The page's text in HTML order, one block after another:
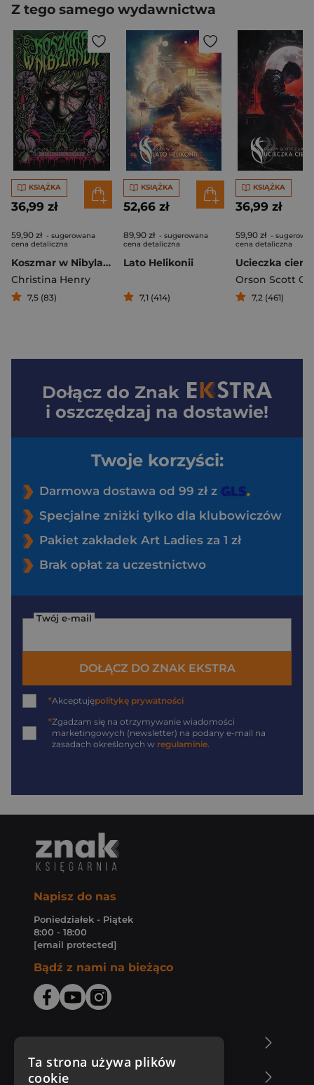
Z tego samego wydawnictwa
KSIĄŻKA
36,99 zł
59,90 zł - sugerowana
cena detaliczna
Koszmar w Nibylandii
Christina Henry
7,5 (83)
KSIĄŻKA
52,66 zł
89,90 zł - sugerowana
cena detaliczna
Lato Helikonii
7,1 (414)
KSIĄŻKA
36,99 zł
59,90 zł -
cena detaliczna
Ucieczka
Orson Scott
7,2 (461)
Dołącz do Znak
i oszczędzaj na dostawie!
Twoje korzyści:
Darmowa dostawa od 99 zł z
Specjalne zniżki tylko dla klubowiczów
Pakiet zakładek Art Ladies za 1 zł
Brak opłat za uczestnictwo
Twój e-mail
DOŁĄCZ DO ZNAK EKSTRA
*Akceptujępolitykę prywatności
*Zgadzam się na otrzymywanie wiadomości
marketingowych (newsletter) na podany e-mail na
zasadach określonych w regulaminie
Napisz do nas
Poniedziałek - Piątek
8:00 - 18:00
[email protected]
Bądź z nami na bieżąco
Zakupy u nas
Ta strona używa plików
cookie